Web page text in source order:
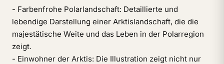
- Farbenfrohe Polarlandschaft: Detaillierte und
lebendige Darstellung einer Arktislandschaft, die die
majestätische Weite und das Leben in der Polarregion
zeigt.
- Einwohner der Arktis: Die Illustration zeigt nicht nur